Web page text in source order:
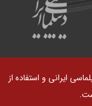
ایرانی و استفاده از